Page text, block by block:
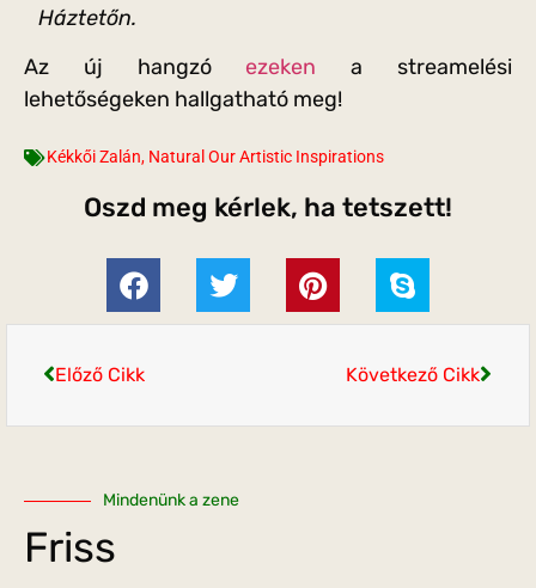
Háztetőn.
Az új hangzó ezeken a streamelési
lehetőségeken hallgatható meg!
Kékkői Zalán, Natural Our Artistic Inspirations
Oszd meg kérlek, ha tetszett!
Előző Cikk Következő Cikk
Mindenünk a zene
Friss